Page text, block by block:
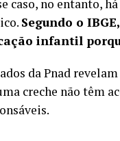
caso, no entanto,
Segundo o
infantil
da Pnad
creche não têm